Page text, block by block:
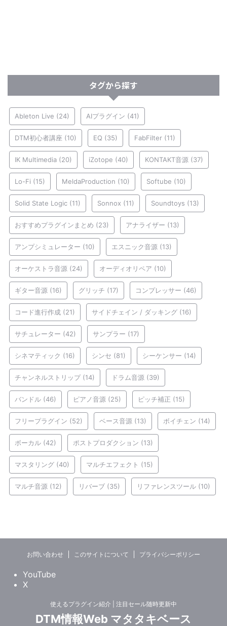
タグから探す
Ableton Live (24) AIプラグイン (41)
DTM初心者講座 (10) EQ (35) FabFilter (11)
IK Multimedia (20) iZotope (40) KONTAKT音源 (37)
Lo-Fi (15) MeldaProduction (10) Softube (10)
Solid State Logic (11) Sonnox (11) Soundtoys (13)
おすすめプラグインまとめ (23) アナライザー (13)
アンプシミュレーター (10) エスニック音源 (13)
オーケストラ音源 (24) オーディオリペア (10)
ギター音源 (16) グリッチ (17) コンプレッサー (46)
コード進行作成 (21) サイドチェイン / ダッキング (16)
サチュレーター (42) サンプラー (17)
シネマティック (16) シンセ (81) シーケンサー (14)
チャンネルストリップ(14) ドラム音源 (39)
バンドル (46) ピアノ音源 (25) ピッチ補正 (15)
フリープラグイン (52) ベース音源 (13) ボイチェン (14)
ボーカル (42) ポストプロダクション (13)
マスタリング (40) マルチエフェクト (15)
マルチ音源 (12) リバーブ (35) リファレンスツール (10)
お問い合わせ このサイトについて プライバシーポリシー
YouTube
X
使えるプラグイン紹介 | 注目セール随時更新中
DTM情報Web マタタキベース